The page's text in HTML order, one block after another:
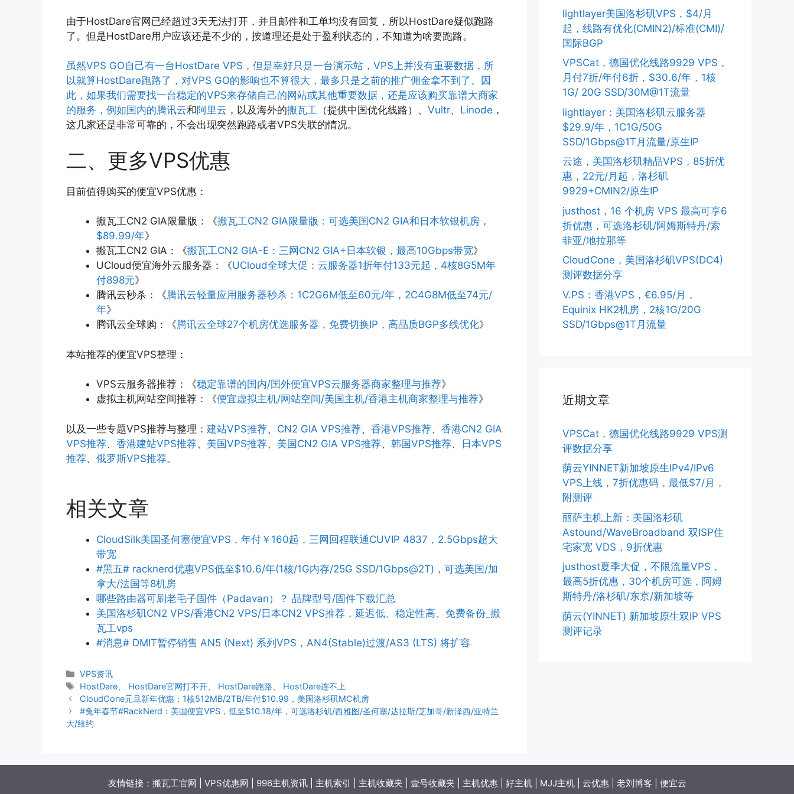
由于HostDare官网已经超过3天无法打开，并且邮件和工单均没有回复，所以HostDare疑似跑路
了。但是HostDare用户应该还是不少的，按道理还是处于盈利状态的，不知道为啥要跑路。
虽然VPS GO自己有一台HostDare VPS，但是幸好只是一台演示站，VPS上并没有重要数据，所
以就算HostDare跑路了，对VPS GO的影响也不算很大，最多只是之前的推广佣金拿不到了。因
此，如果我们需要找一台稳定的VPS来存储自己的网站或其他重要数据，还是应该购买靠谱大商家
的服务，例如国内的腾讯云和阿里云 ，以及海外的搬瓦工 （提供中国优化线路）、 Vultr、 Linode ，
这几家还是非常可靠的，不会出现突然跑路或者VPS失联的情况。
二、更多VPS优惠
目前值得购买的便宜VPS优惠：
搬瓦工CN2 GIA限量版：《搬瓦工CN2 GIA限量版：可选美国CN2 GIA和日本软银机房，
$89.99/年》
搬瓦工CN2 GIA：《搬瓦工CN2 GIA-E：三网CN2 GIA+日本软银，最高10Gbps带宽》
UCloud便宜海外云服务器：《UCloud全球大促：云服务器1折年付133元起，4核8G5M年
付898元》
腾讯云秒杀：《腾讯云轻量应用服务器秒杀：1C2G6M低至60元/年，2C4G8M低至74元/
年》
腾讯云全球购：《腾讯云全球27个机房优选服务器，免费切换IP，高品质BGP多线优化》
本站推荐的便宜VPS整理：
VPS云服务器推荐：《稳定靠谱的国内/国外便宜VPS云服务器商家整理与推荐》
虚拟主机网站空间推荐：《便宜虚拟主机/网站空间/美国主机/香港主机商家整理与推荐》
以及一些专题VPS推荐与整理： 建站VPS推荐、 CN2 GIA VPS推荐、 香港VPS推荐、 香港CN2 GIA
VPS推荐、 香港建站VPS推荐、 美国VPS推荐、 美国CN2 GIA VPS推荐、 韩国VPS推荐、 日本VPS
推荐、 俄罗斯VPS推荐。
相关文章
CloudSilk美国圣何塞便宜VPS，年付￥160起，三网回程联通CUVIP 4837，2.5Gbps超大
带宽
#黑五# racknerd优惠VPS低至$10.6/年(1核/1G内存/25G SSD/1Gbps@2T)，可选美国/加
拿大/法国等8机房
哪些路由器可刷老毛子固件（Padavan）？ 品牌型号/固件下载汇总
美国洛杉矶CN2 VPS/香港CN2 VPS/日本CN2 VPS推荐，延迟低、稳定性高、免费备份_搬
瓦工vps
#消息# DMIT暂停销售 AN5 (Next) 系列VPS，AN4(Stable)过渡/AS3 (LTS) 将扩容
分
类
VPS资讯
标
签
HostDare HostDare官网打不开 HostDare跑路
HostDare连不上
CloudCone元旦新年优惠：1核512MB/2TB/年付$10.99，美国洛杉矶MC机房
#兔年春节#RackNerd：美国便宜VPS，低至$10.18/年，可选洛杉矶/西雅图/圣何塞/达拉斯/芝加哥/新泽西/亚特兰
大/纽约
lightlayer美国洛杉矶VPS，$4/月
起，线路有优化(CMIN2)/标准(CMI)/
国际BGP
VPSCat，德国优化线路9929 VPS，
月付7折/年付6折，$30.6/年，1核
1G/ 20G SSD/30M@1T流量
lightlayer：美国洛杉矶云服务器
$29.9/年，1C1G/50G
SSD/1Gbps@1T月流量/原生IP
云途，美国洛杉矶精品VPS，85折优
惠，22元/月起，洛杉矶
9929+CMIN2/原生IP
justhost，16 个机房 VPS 最高可享6
折优惠，可选洛杉矶/阿姆斯特丹/索
菲亚/地拉那等
CloudCone，美国洛杉矶VPS(DC4)
测评数据分享
V.PS：香港VPS，€6.95/月，
Equinix HK2机房，2核1G/20G
SSD/1Gbps@1T月流量
近期文章
VPSCat，德国优化线路9929 VPS测
评数据分享
荫云YINNET新加坡原生IPv4/IPv6
VPS上线，7折优惠码，最低$7/月，
附测评
丽萨主机上新：美国洛杉矶
Astound/WaveBroadband 双ISP住
宅家宽 VDS，9折优惠
justhost夏季大促，不限流量VPS，
最高5折优惠，30个机房可选，阿姆
斯特丹/洛杉矶/东京/新加坡等
荫云(YINNET) 新加坡原生双IP VPS
测评记录
友情链接： 搬瓦工官网 VPS优惠网 996主机资讯| 主机索引 主机收藏夹 壹号收藏夹 主机优惠| 好主机| MJJ主机| 云优惠| 老刘博客 便宜云